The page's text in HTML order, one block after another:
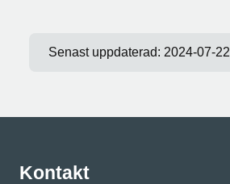
Senast uppdaterad: 2024-07-
Kontakt